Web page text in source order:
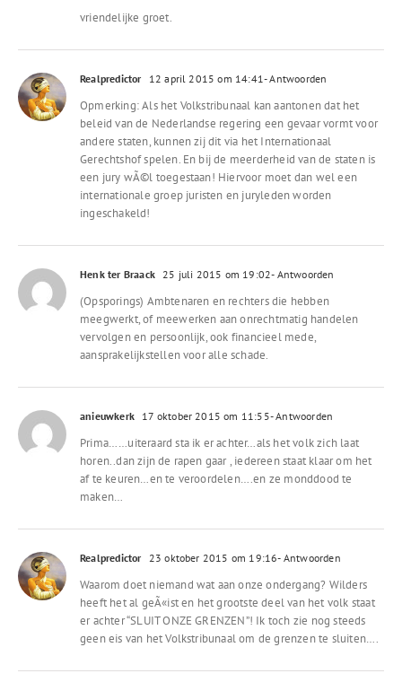
vriendelijke groet.
Realpredictor 12 april 2015 om 14:41- Antwoorden
Opmerking: Als het Volkstribunaal kan aantonen dat het
beleid van de Nederlandse regering een gevaar vormt voor
andere staten, kunnen zij dit via het Internationaal
Gerechtshof spelen. En bij de meerderheid van de staten is
een jury wÃ©l toegestaan! Hiervoor moet dan wel een
internationale groep juristen en juryleden worden
ingeschakeld!
Henk ter Braack 25 juli 2015 om 19:02- Antwoorden
(Opsporings) Ambtenaren en rechters die hebben
meegwerkt, of meewerken aan onrechtmatig handelen
vervolgen en persoonlijk, ook financieel mede,
aansprakelijkstellen voor alle schade.
anieuwkerk 17 oktober 2015 om 11:55- Antwoorden
Prima……uiteraard sta ik er achter…als het volk zich laat
horen..dan zijn de rapen gaar , iedereen staat klaar om het
af te keuren…en te veroordelen….en ze monddood te
maken…
Realpredictor 23 oktober 2015 om 19:16- Antwoorden
Waarom doet niemand wat aan onze ondergang? Wilders
heeft het al geÃ«ist en het grootste deel van het volk staat
er achter “SLUIT ONZE GRENZEN”! Ik toch zie nog steeds
geen eis van het Volkstribunaal om de grenzen te sluiten….